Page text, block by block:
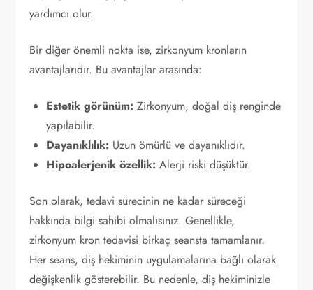
yardımcı olur.
Bir diğer önemli nokta ise, zirkonyum kronların
avantajlarıdır. Bu avantajlar arasında:
Estetik görünüm: Zirkonyum, doğal diş renginde
yapılabilir.
Dayanıklılık: Uzun ömürlü ve dayanıklıdır.
Hipoalerjenik özellik: Alerji riski düşüktür.
Son olarak, tedavi sürecinin ne kadar süreceği
hakkında bilgi sahibi olmalısınız. Genellikle,
zirkonyum kron tedavisi birkaç seansta tamamlanır.
Her seans, diş hekiminin uygulamalarına bağlı olarak
değişkenlik gösterebilir. Bu nedenle, diş hekiminizle